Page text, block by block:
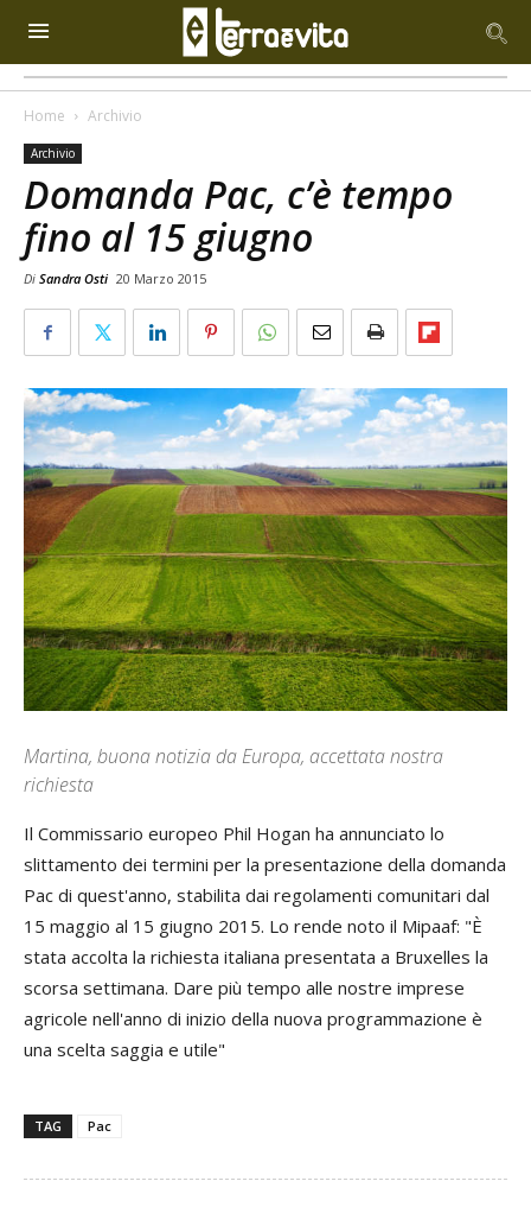
Home Archivio
Archivio
Domanda Pac, c’è tempo
fino al 15 giugno
Di Sandra Osti 20 Marzo 2015
Martina, buona notizia da Europa, accettata nostra
richiesta
Il Commissario europeo Phil Hogan ha annunciato lo
slittamento dei termini per la presentazione della domanda
Pac di quest'anno, stabilita dai regolamenti comunitari dal
15 maggio al 15 giugno 2015. Lo rende noto il Mipaaf: "È
stata accolta la richiesta italiana presentata a Bruxelles la
scorsa settimana. Dare più tempo alle nostre imprese
agricole nell'anno di inizio della nuova programmazione è
una scelta saggia e utile"
TAG Pac